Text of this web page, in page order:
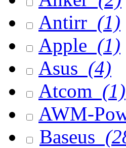
Antirr (1)
Apple (1)
Asus (4)
Atcom (1)
AWM-
Baseus